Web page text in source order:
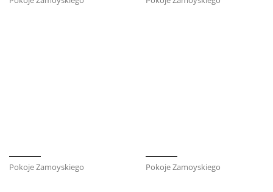
Pokoje Zamoyskiego Pokoje Zamoyskiego